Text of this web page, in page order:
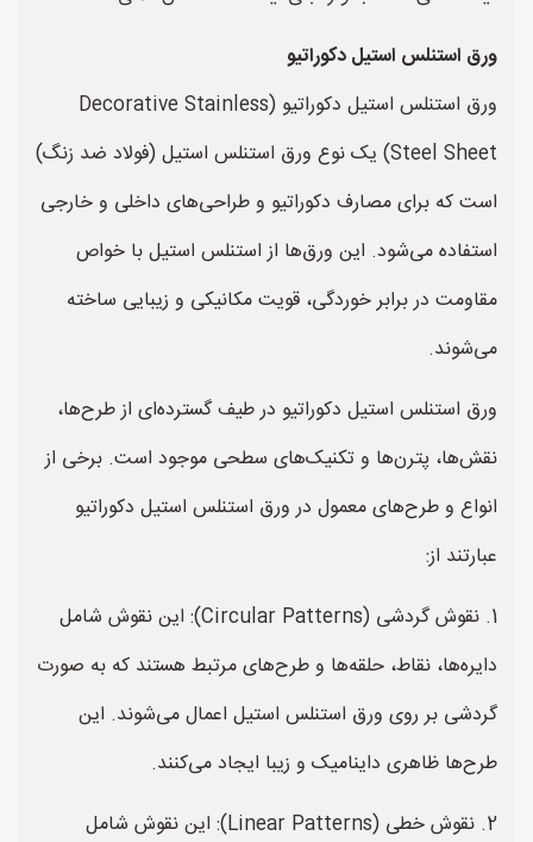
ورق استنلس استیل دکوراتیو
ورق استنلس استیل دکوراتیو (Decorative Stainless
Steel Sheet) یک نوع ورق استنلس استیل (فولاد ضد زنگ)
است که برای مصارف دکوراتیو و طراحی‌های داخلی و خارجی
استفاده می‌شود. این ورق‌ها از استنلس استیل با خواص
مقاومت در برابر خوردگی، قویت مکانیکی و زیبایی ساخته
می‌شوند.
ورق استنلس استیل دکوراتیو در طیف گسترده‌ای از طرح‌ها،
نقش‌ها، پترن‌ها و تکنیک‌های سطحی موجود است. برخی از
انواع و طرح‌های معمول در ورق استنلس استیل دکوراتیو
عبارتند از:
1. نقوش گردشی (Circular Patterns): این نقوش شامل
دایره‌ها، نقاط، حلقه‌ها و طرح‌های مرتبط هستند که به صورت
گردشی بر روی ورق استنلس استیل اعمال می‌شوند. این
طرح‌ها ظاهری داینامیک و زیبا ایجاد می‌کنند.
2. نقوش خطی (Linear Patterns): این نقوش شامل